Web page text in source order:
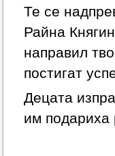
Те се
Райна
направил
постигат
Децата
им подариха